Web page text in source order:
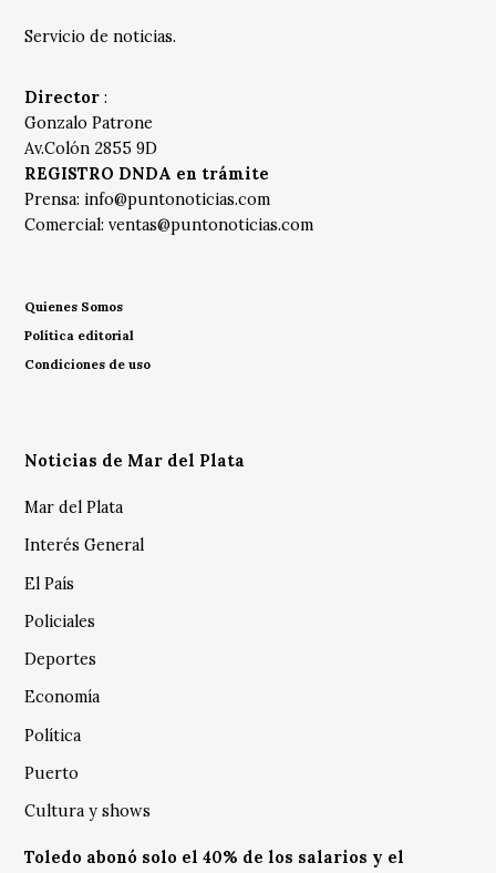
Servicio de noticias.
Director :
Gonzalo Patrone
Av.Colón 2855 9D
REGISTRO DNDA en trámite
Prensa: info@puntonoticias.com
Comercial:ventas@puntonoticias.com
Quienes Somos
Política editorial
Condiciones de uso
Noticias de Mar del Plata
Mar del Plata
Interés General
El País
Policiales
Deportes
Economía
Política
Puerto
Cultura y shows
Toledo abonó solo el 40% de los salarios y el